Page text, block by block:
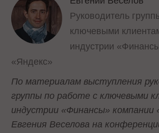
Руководитель
ключевыми
индустрии
«Яндекс»
По материалам выступления
группы по работе с ключевыми
индустрии «Финансы» компании
Евгения Веселова на